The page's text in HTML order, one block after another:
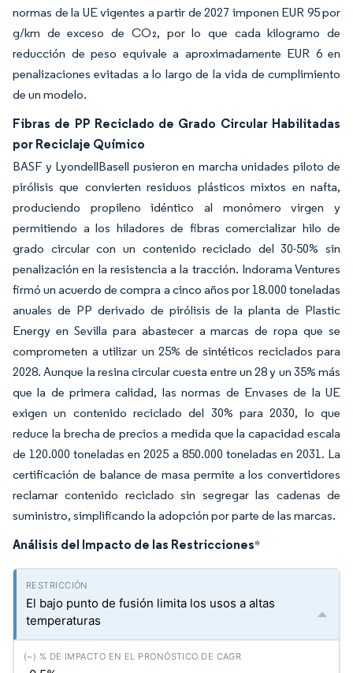
normas de la UE vigentes a partir de 2027 imponen EUR 95 por
g/km de exceso de CO₂, por lo que cada kilogramo de
reducción de peso equivale a aproximadamente EUR 6 en
penalizaciones evitadas a lo largo de la vida de cumplimiento
de un modelo.
Fibras de PP Reciclado de Grado Circular Habilitadas
por Reciclaje Químico
BASF y LyondellBasell pusieron en marcha unidades piloto de
pirólisis que convierten residuos plásticos mixtos en nafta,
produciendo propileno idéntico al monómero virgen y
permitiendo a los hiladores de fibras comercializar hilo de
grado circular con un contenido reciclado del 30-50% sin
penalización en la resistencia a la tracción. Indorama Ventures
firmó un acuerdo de compra a cinco años por 18.000 toneladas
anuales de PP derivado de pirólisis de la planta de Plastic
Energy en Sevilla para abastecer a marcas de ropa que se
comprometen a utilizar un 25% de sintéticos reciclados para
2028. Aunque la resina circular cuesta entre un 28 y un 35% más
que la de primera calidad, las normas de Envases de la UE
exigen un contenido reciclado del 30% para 2030, lo que
reduce la brecha de precios a medida que la capacidad escala
de 120.000 toneladas en 2025 a 850.000 toneladas en 2031. La
certificación de balance de masa permite a los convertidores
reclamar contenido reciclado sin segregar las cadenas de
suministro, simplificando la adopción por parte de las marcas.
Análisis del Impacto de las Restricciones*
El bajo punto de fusión limita los usos a altas
temperaturas